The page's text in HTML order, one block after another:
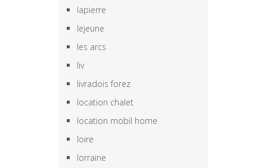
lapierre
lejeune
les arcs
liv
livradois forez
location chalet
location mobil home
loire
lorraine